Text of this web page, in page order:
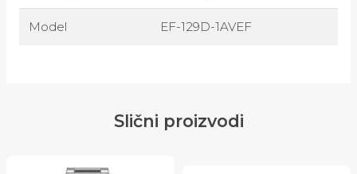
Model EF-129D-1AVEF
Slični proizvodi